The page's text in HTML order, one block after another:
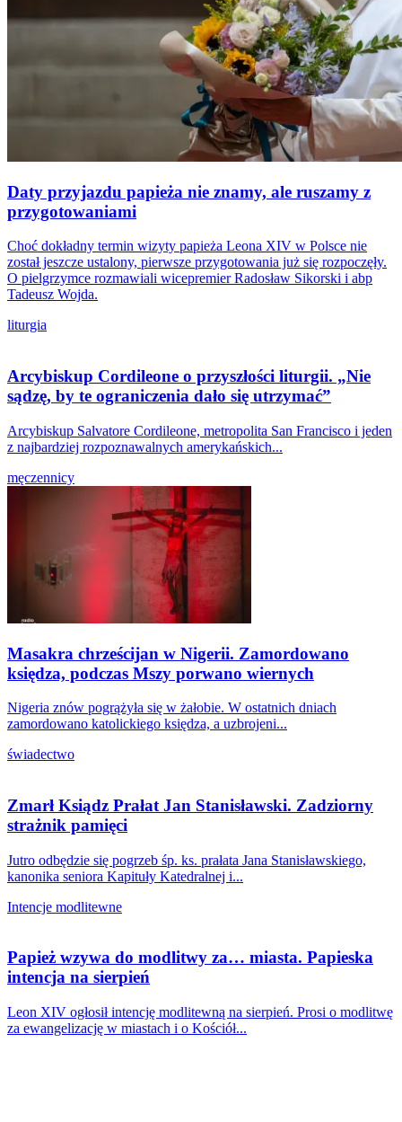
Daty przyjazdu papieża nie znamy, ale ruszamy z
przygotowaniami
Choć dokładny termin wizyty papieża Leona XIV w Polsce nie
został jeszcze ustalony, pierwsze przygotowania już się rozpoczęły.
O pielgrzymce rozmawiali wicepremier Radosław Sikorski i abp
Tadeusz Wojda.
liturgia
Arcybiskup Cordileone o przyszłości liturgii. „Nie
sądzę, by te ograniczenia dało się utrzymać”
Arcybiskup Salvatore Cordileone, metropolita San Francisco i jeden
z najbardziej rozpoznawalnych amerykańskich...
męczennicy
Masakra chrześcijan w Nigerii. Zamordowano
księdza, podczas Mszy porwano wiernych
Nigeria znów pogrążyła się w żałobie. W ostatnich dniach
zamordowano katolickiego księdza, a uzbrojeni...
świadectwo
Zmarł Ksiądz Prałat Jan Stanisławski. Zadziorny
strażnik pamięci
Jutro odbędzie się pogrzeb śp. ks. prałata Jana Stanisławskiego,
kanonika seniora Kapituły Katedralnej i...
Intencje modlitewne
Papież wzywa do modlitwy za… miasta. Papieska
intencja na sierpień
Leon XIV ogłosił intencję modlitewną na sierpień. Prosi o modlitwę
za ewangelizację w miastach i o Kościół...